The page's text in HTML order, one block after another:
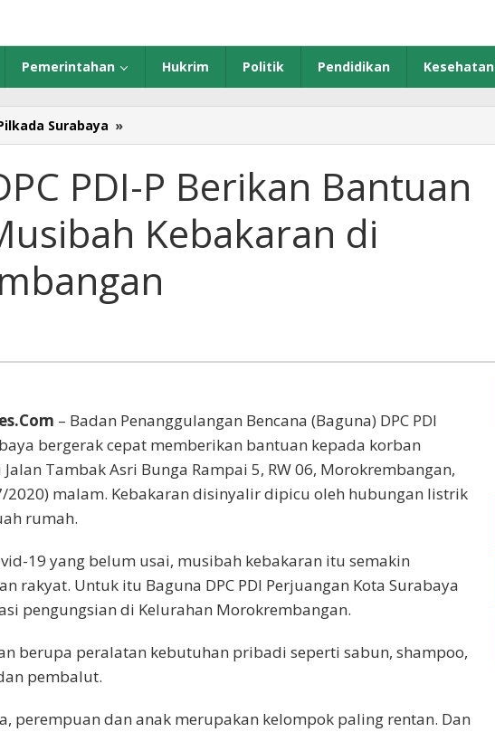
Pemerintahan Hukrim Politik Pendidikan Kesehatan
Surabaya »
DPC
Berikan
Bantuan
Korban
Kebakaran
di
PDI-P Berikan Bantuan
Kebakaran di
– Badan Penanggulangan Bencana (Baguna) DPC PDI
bergerak cepat memberikan bantuan kepada korban
Tambak Asri Bunga Rampai 5, RW 06, Morokrembangan,
2020) malam. Kebakaran disinyalir dipicu oleh hubungan listrik
rumah.
19 yang belum usai, musibah kebakaran itu semakin
rakyat. Untuk itu Baguna DPC PDI Perjuangan Kota Surabaya
pengungsian di Kelurahan Morokrembangan.
berupa peralatan kebutuhan pribadi seperti sabun, shampoo,
pembalut.
perempuan dan anak merupakan kelompok paling rentan. Dan